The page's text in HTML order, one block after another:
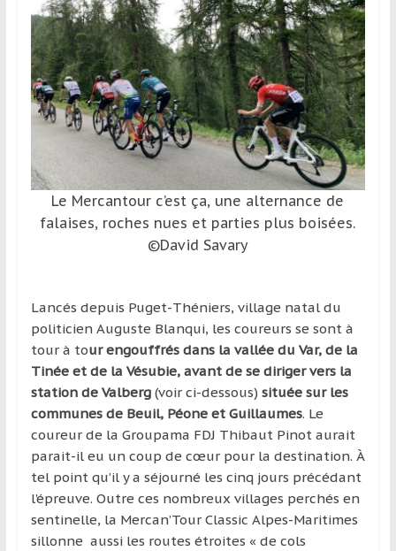
Le Mercantour c’est ça, une alternance de
falaises, roches nues et parties plus boisées.
©David Savary
Lancés depuis Puget-Théniers, village natal du
politicien Auguste Blanqui, les coureurs se sont à
tour à tour engouffrés dans la vallée du Var, de la
Tinée et de la Vésubie, avant de se diriger vers la
station de Valberg(voir ci-dessous) située sur les
communes de Beuil, Péone et Guillaumes. Le
coureur de la Groupama FDJ Thibaut Pinot aurait
parait-il eu un coup de cœur pour la destination. À
tel point qu’il y a séjourné les cinq jours précédant
l’épreuve. Outre ces nombreux villages perchés en
sentinelle, la Mercan’Tour Classic Alpes-Maritimes
sillonne aussi les routes étroites « de cols